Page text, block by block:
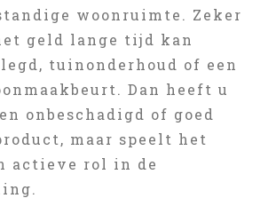
woonruimte. Zeker
geld lange tijd kan
tuinonderhoud of een
Dan heeft u
onbeschadigd of goed
maar speelt het
actieve rol in de